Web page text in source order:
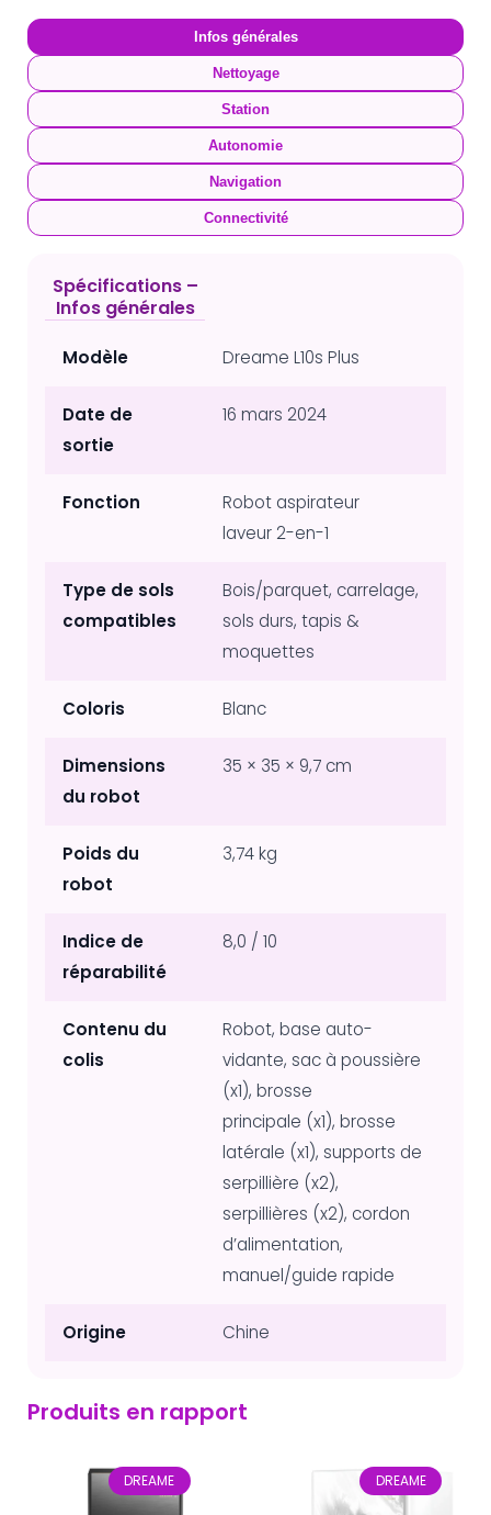
Infos générales
Nettoyage
Station
Autonomie
Navigation
Connectivité
Spécifications –
Infos générales
Modèle Dreame L10s Plus
Date de
sortie
16 mars 2024
Fonction
Robot aspirateur
laveur 2-en-1
Type de sols
compatibles
Bois/parquet, carrelage,
sols durs, tapis &
moquettes
Coloris Blanc
Dimensions
du robot
35 × 35 × 9,7 cm
Poids du
robot
3,74 kg
Indice de
réparabilité
8,0 / 10
Contenu du
colis
Robot, base auto-
vidante, sac à poussière
(x1), brosse
principale (x1), brosse
latérale (x1), supports de
serpillière (x2),
serpillières (x2), cordon
d’alimentation,
manuel/guide rapide
Origine Chine
Produits en rapport
DREAME DREAME